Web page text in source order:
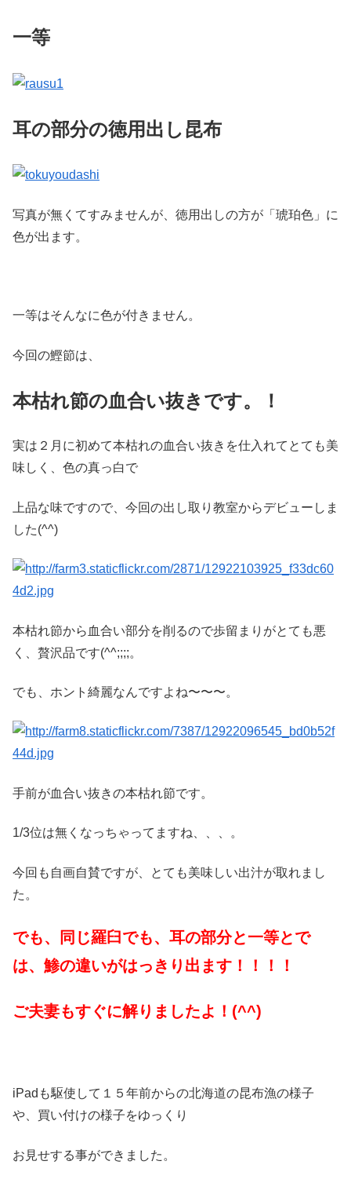
一等
耳の部分の徳用出し昆布
写真が無くてすみませんが、徳用出しの方が「琥珀色」に
色が出ます。
一等はそんなに色が付きません。
今回の鰹節は、
本枯れ節の血合い抜きです。！
実は２月に初めて本枯れの血合い抜きを仕入れてとても美
味しく、色の真っ白で
上品な味ですので、今回の出し取り教室からデビューしま
した(^^)
本枯れ節から血合い部分を削るので歩留まりがとても悪
く、贅沢品です(^^;;;;。
でも、ホント綺麗なんですよね〜〜〜。
手前が血合い抜きの本枯れ節です。
1/3位は無くなっちゃってますね、、、。
今回も自画自賛ですが、とても美味しい出汁が取れまし
た。
でも、同じ羅臼でも、耳の部分と一等とで
は、鯵の違いがはっきり出ます！！！！
ご夫妻もすぐに解りましたよ！(^^)
iPadも駆使して１５年前からの北海道の昆布漁の様子
や、買い付けの様子をゆっくり
お見せする事ができました。